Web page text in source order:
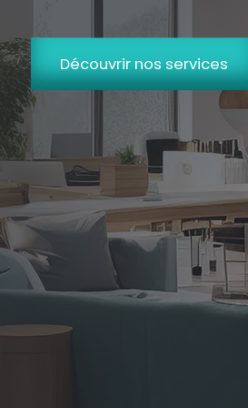
Découvrir nos services